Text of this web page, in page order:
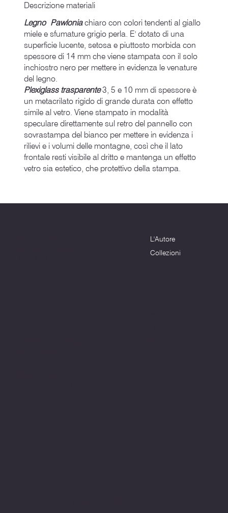
Descrizione materiali
Legno Pawloniachiaro con colori tendenti al giallo
miele e sfumature grigio perla. E' dotato di una
superficie lucente, setosa e piuttosto morbida con
spessore di 14 mm che viene stampata con il solo
inchiostro nero per mettere in evidenza le venature
del legno.
Plexiglass trasparente3, 5 e 10 mm di spessore è
un metacrilato rigido di grande durata con effetto
simile al vetro. Viene stampato in modalità
speculare direttamente sul retro del pannello con
sovrastampa del bianco per mettere in evidenza i
rilievi e i volumi delle montagne, così che il lato
frontale resti visibile al dritto e mantenga un effetto
vetro sia estetico, che protettivo della stampa.
L'Autore
Collezioni